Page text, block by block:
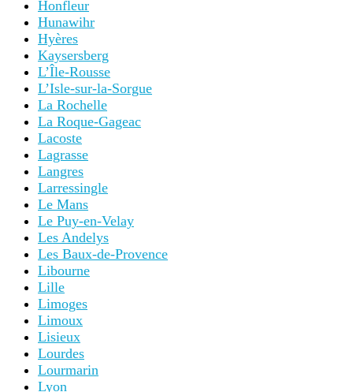
Honfleur
Hunawihr
Hyères
Kaysersberg
L’Île-Rousse
L’Isle-sur-la-Sorgue
La Rochelle
La Roque-Gageac
Lacoste
Lagrasse
Langres
Larressingle
Le Mans
Le Puy-en-Velay
Les Andelys
Les Baux-de-Provence
Libourne
Lille
Limoges
Limoux
Lisieux
Lourdes
Lourmarin
Lyon